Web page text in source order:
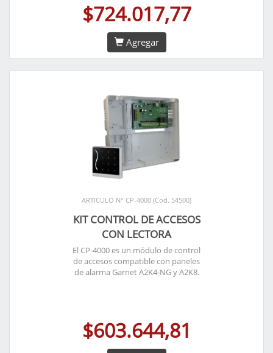
$724.017,77
Agregar
ARTICULO N° CP-4000 (Cod. 54500)
KIT CONTROL DE ACCESOS
CON LECTORA
El CP-4000 es un módulo de control
de accesos compatible con paneles
de alarma Garnet A2K4-NG y A2K8.
$603.644,81